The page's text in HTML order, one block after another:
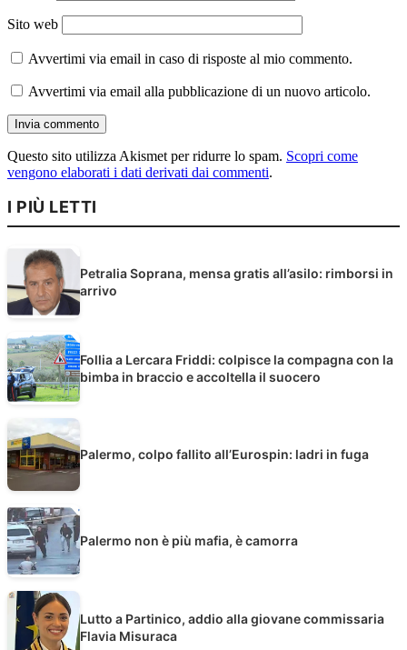
Sito web
Avvertimi via email in caso di risposte al mio commento.
Avvertimi via email alla pubblicazione di un nuovo articolo.
Questo sito utilizza Akismet per ridurre lo spam. Scopri come
vengono elaborati i dati derivati dai commenti.
I PIÙ LETTI
Petralia Soprana, mensa gratis all’asilo: rimborsi in
arrivo
Follia a Lercara Friddi: colpisce la compagna con la
bimba in braccio e accoltella il suocero
Palermo, colpo fallito all’Eurospin: ladri in fuga
Palermo non è più mafia, è camorra
Lutto a Partinico, addio alla giovane commissaria
Flavia Misuraca